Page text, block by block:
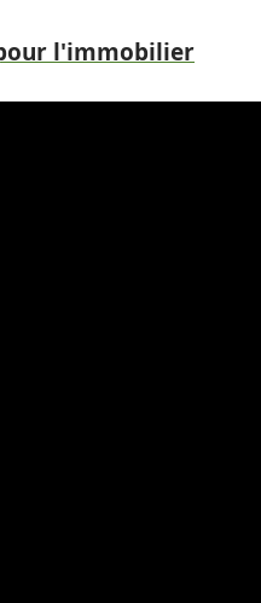
l'immobilier